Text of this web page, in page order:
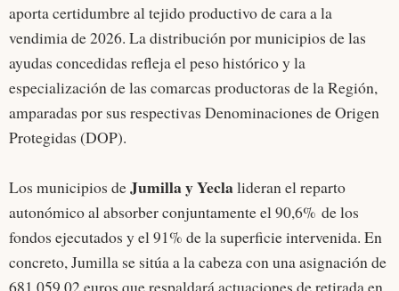
aporta certidumbre al tejido productivo de cara a la
vendimia de 2026. La distribución por municipios de las
ayudas concedidas refleja el peso histórico y la
especialización de las comarcas productoras de la Región,
amparadas por sus respectivas Denominaciones de Origen
Protegidas (DOP).
Los municipios deJumilla y Yeclalideran el reparto
autonómico al absorber conjuntamente el 90,6% de los
fondos ejecutados y el 91% de la superficie intervenida. En
concreto, Jumilla se sitúa a la cabeza con una asignación de